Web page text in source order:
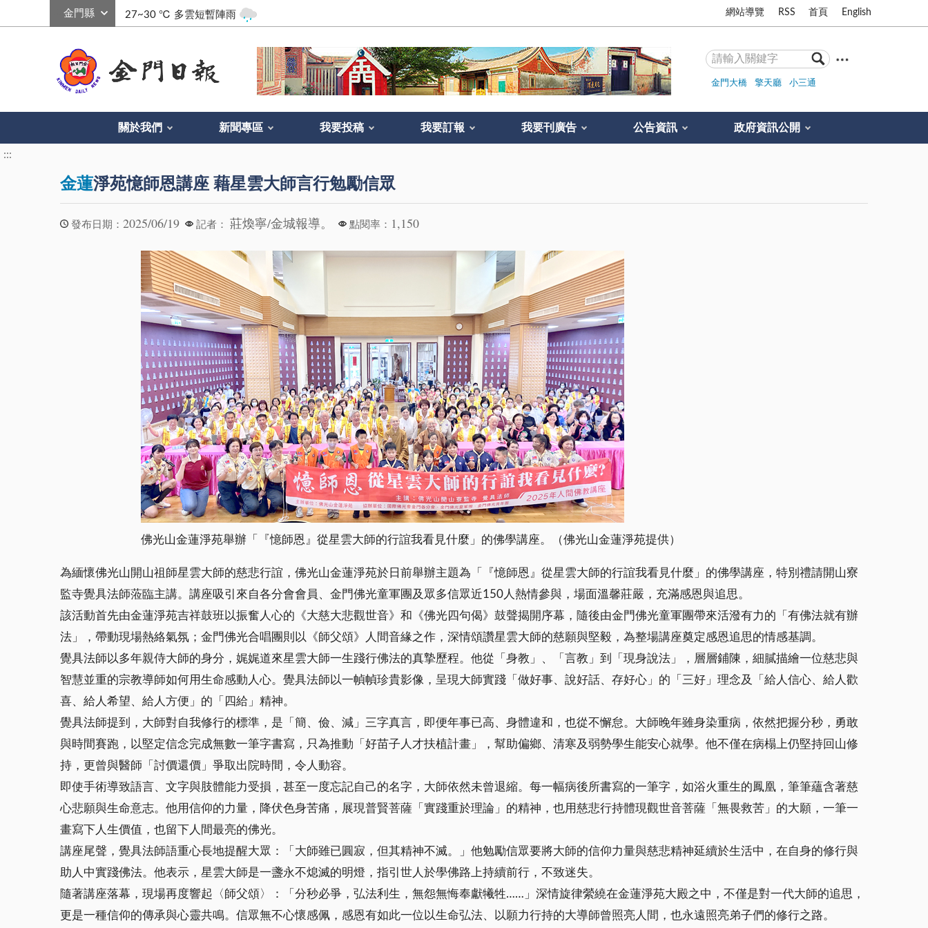
27~30 ℃ 多雲短暫陣雨 網站導覽 RSS 首頁 English
金門大橋 擎天廳 小三通
關於我們 新聞專區 我要投稿 我要訂報 我要刊廣告 公告資訊 政府資訊公開
:::
金蓮淨苑憶師恩講座 藉星雲大師言行勉勵信眾
發布日期： 2025/06/19 記者： 莊煥寧/金城報導。 點閱率： 1,150
佛光山金蓮淨苑舉辦「『憶師恩』從星雲大師的行誼我看見什麼」的佛學講座。（佛光山金蓮淨苑提供）
為緬懷佛光山開山祖師星雲大師的慈悲行誼，佛光山金蓮淨苑於日前舉辦主題為「『憶師恩』從星雲大師的行誼我看見什麼」的佛學講座，特別禮請開山寮
監寺覺具法師蒞臨主講。講座吸引來自各分會會員、金門佛光童軍團及眾多信眾近150人熱情參與，場面溫馨莊嚴，充滿感恩與追思。
該活動首先由金蓮淨苑吉祥鼓班以振奮人心的《大慈大悲觀世音》和《佛光四句偈》鼓聲揭開序幕，隨後由金門佛光童軍團帶來活潑有力的「有佛法就有辦
法」，帶動現場熱絡氣氛；金門佛光合唱團則以《師父頌》人間音緣之作，深情頌讚星雲大師的慈願與堅毅，為整場講座奠定感恩追思的情感基調。
覺具法師以多年親侍大師的身分，娓娓道來星雲大師一生踐行佛法的真摯歷程。他從「身教」、「言教」到「現身說法」，層層鋪陳，細膩描繪一位慈悲與
智慧並重的宗教導師如何用生命感動人心。覺具法師以一幀幀珍貴影像，呈現大師實踐「做好事、說好話、存好心」的「三好」理念及「給人信心、給人歡
喜、給人希望、給人方便」的「四給」精神。
覺具法師提到，大師對自我修行的標準，是「簡、儉、減」三字真言，即便年事已高、身體違和，也從不懈怠。大師晚年雖身染重病，依然把握分秒，勇敢
與時間賽跑，以堅定信念完成無數一筆字書寫，只為推動「好苗子人才扶植計畫」，幫助偏鄉、清寒及弱勢學生能安心就學。他不僅在病榻上仍堅持回山修
持，更曾與醫師「討價還價」爭取出院時間，令人動容。
即使手術導致語言、文字與肢體能力受損，甚至一度忘記自己的名字，大師依然未曾退縮。每一幅病後所書寫的一筆字，如浴火重生的鳳凰，筆筆蘊含著慈
心悲願與生命意志。他用信仰的力量，降伏色身苦痛，展現普賢菩薩「實踐重於理論」的精神，也用慈悲行持體現觀世音菩薩「無畏救苦」的大願，一筆一
畫寫下人生價值，也留下人間最亮的佛光。
講座尾聲，覺具法師語重心長地提醒大眾：「大師雖已圓寂，但其精神不滅。」他勉勵信眾要將大師的信仰力量與慈悲精神延續於生活中，在自身的修行與
助人中實踐佛法。他表示，星雲大師是一盞永不熄滅的明燈，指引世人於學佛路上持續前行，不致迷失。
隨著講座落幕，現場再度響起〈師父頌〉：「分秒必爭，弘法利生，無怨無悔奉獻犧牲……」深情旋律縈繞在金蓮淨苑大殿之中，不僅是對一代大師的追思，
更是一種信仰的傳承與心靈共鳴。信眾無不心懷感佩，感恩有如此一位以生命弘法、以願力行持的大導師曾照亮人間，也永遠照亮弟子們的修行之路。